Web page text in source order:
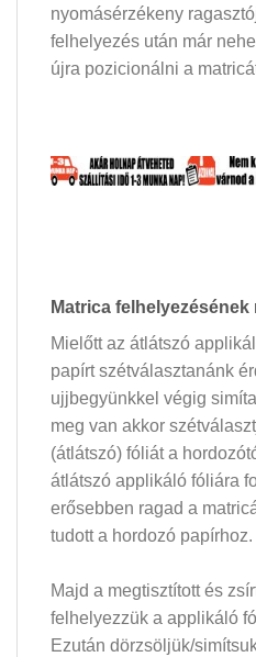
nyomásérzékeny
felhelyezés után már
újra pozicionálni a
Matrica felhelyezésének
Mielőtt az átlátszó
papírt szétválasztanánk
ujjbegyünkkel végig
meg van akkor
(átlátszó) fóliát a
átlátszó applikáló fóliára
erősebben ragad a
tudott a hordozó papírhoz.
Majd a megtisztított és
felhelyezzük a applikáló
Ezután dörzsöljük/